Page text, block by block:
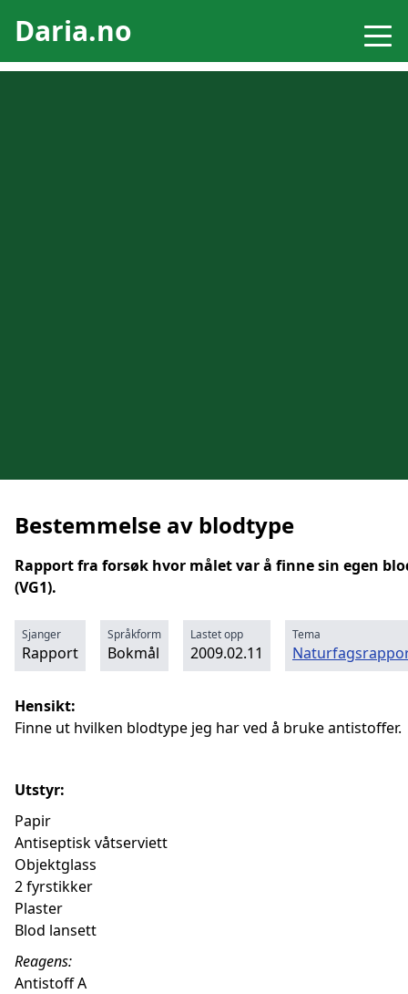
Daria.no
Bestemmelse av blodtype
Rapport fra forsøk hvor målet var å finne sin egen
(VG1).
Sjanger
Rapport
Språkform
Bokmål
Lastet opp
2009.02.11
Tema
Hensikt:
Finne ut hvilken blodtype jeg har ved å bruke antistoffer.
Utstyr:
Papir
Antiseptisk våtserviett
Objektglass
2 fyrstikker
Plaster
Blod lansett
Reagens:
Antistoff A